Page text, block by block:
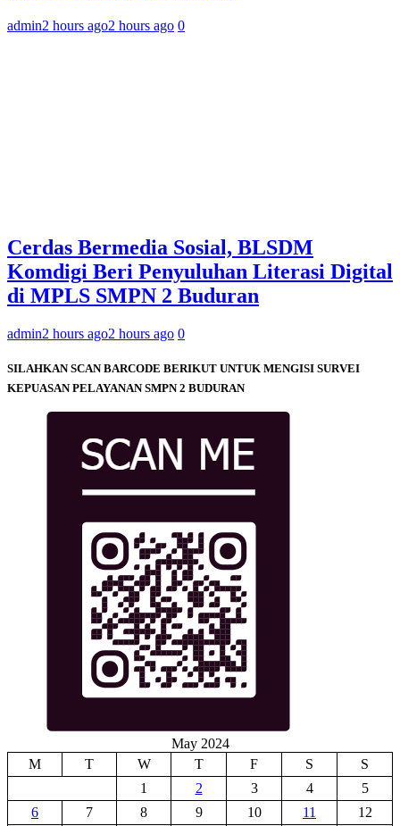
admin2 hours ago2 hours ago 0
Cerdas Bermedia Sosial, BLSDM
Komdigi Beri Penyuluhan Literasi Digital
di MPLS SMPN 2 Buduran
admin2 hours ago2 hours ago 0
SILAHKAN SCAN BARCODE BERIKUT UNTUK MENGISI SURVEI
KEPUASAN PELAYANAN SMPN 2 BUDURAN
May 2024
M
T W T F S
S
1
2 3 4
5
6
7 8 9 10 11
12